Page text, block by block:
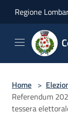
Regione
Home >
Referendum
tessera